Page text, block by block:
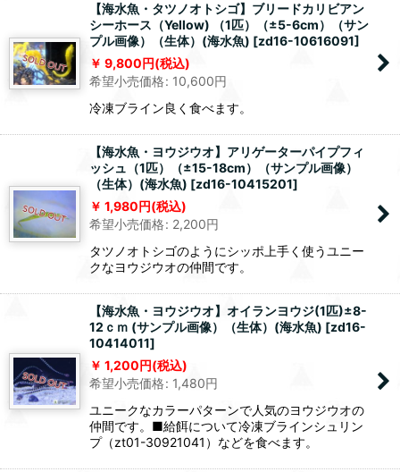
【海水魚・タツノオトシゴ】ブリードカリビアン
シーホース（Yellow) （1匹）（±5-6cm）（サン
プル画像）（生体）(海水魚) [zd16-10616091]
9,800円(税込)
希望小売価格: 10,600円
冷凍ブライン良く食べます。
【海水魚・ヨウジウオ】アリゲーターパイプフィ
ッシュ（1匹）（±15-18cm）（サンプル画像）
（生体）(海水魚) [zd16-10415201]
1,980円(税込)
希望小売価格: 2,200円
タツノオトシゴのようにシッポ上手く使うユニー
クなヨウジウオの仲間です。
【海水魚・ヨウジウオ】オイランヨウジ(1匹)±8-
12ｃｍ (サンプル画像）（生体）(海水魚) [zd16-
10414011]
1,200円(税込)
希望小売価格: 1,480円
ユニークなカラーパターンで人気のヨウジウオの
仲間です。■給餌について冷凍ブラインシュリン
プ（zt01-30921041）などを食べます。